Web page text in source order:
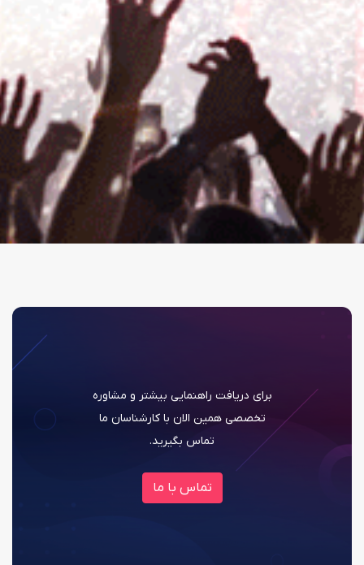
برای دریافت راهنمایی بیشتر و مشاوره
تخصصی همین الان با کارشناسان ما
تماس بگیرید.
تماس با ما